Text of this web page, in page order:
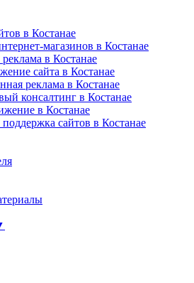
в Костанае
магазинов в Костанае
в Костанае
сайта в Костанае
реклама в Костанае
консалтинг в Костанае
в Костанае
поддержка сайтов в Костанае